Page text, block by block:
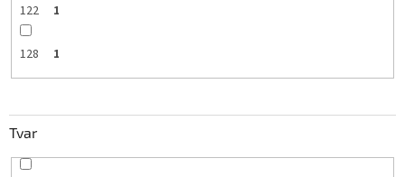
122 1
128 1
Tvar